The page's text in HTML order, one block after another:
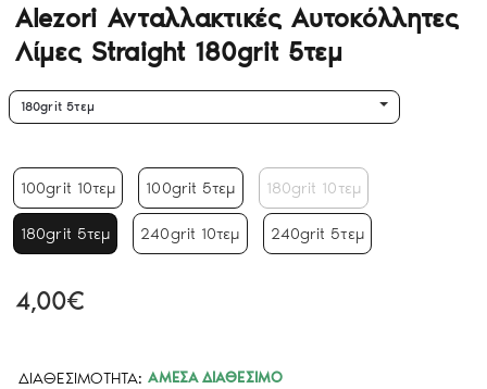
Alezori Ανταλλακτικές Αυτοκόλλητες
Λίμες Straight 180grit 5τεμ
ΔΙΑΘΕΣΙΜΌΤΗΤΑ: ΆΜΕΣΑ ΔΙΑΘΈΣΙΜΟ
4,00€
180grit 5τεμ
100grit 10τεμ 100grit 5τεμ 180grit 10τεμ
180grit 5τεμ 240grit 10τεμ 240grit 5τεμ